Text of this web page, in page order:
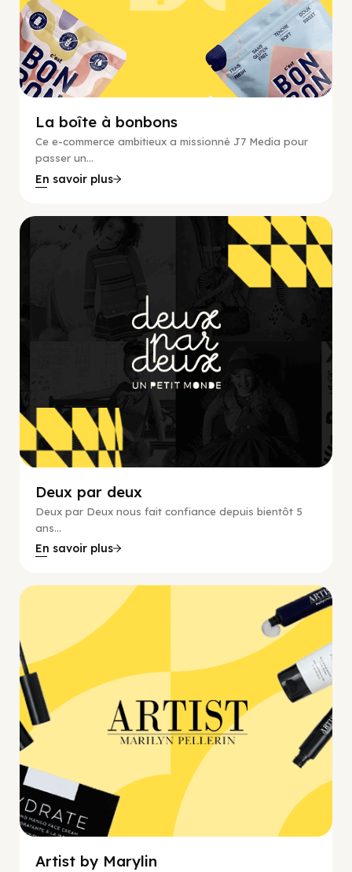
La boîte à bonbons
Ce e-commerce ambitieux a missionné J7 Media pour
passer un...
En savoir plus
E-commerce
Deux par deux
Deux par Deux nous fait confiance depuis bientôt 5
ans...
En savoir plus
Beauté, E-commerce
Artist by Marylin